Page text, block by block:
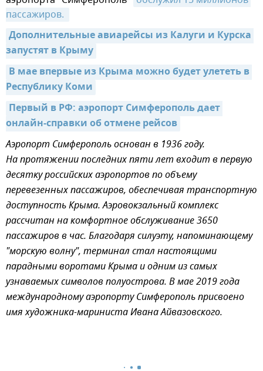
пассажиров.
Дополнительные авиарейсы из Калуги и Курска
запустят в Крыму
В мае впервые из Крыма можно будет улететь в
Республику Коми
Первый в РФ: аэропорт Симферополь дает
онлайн-справки об отмене рейсов
Аэропорт Симферополь основан в 1936 году.
На протяжении последних пяти лет входит в первую
десятку российских аэропортов по объему
перевезенных пассажиров, обеспечивая транспортную
доступность Крыма. Аэровокзальный комплекс
рассчитан на комфортное обслуживание 3650
пассажиров в час. Благодаря силуэту, напоминающему
"морскую волну", терминал стал настоящими
парадными воротами Крыма и одним из самых
узнаваемых символов полуострова. В мае 2019 года
международному аэропорту Симферополь присвоено
имя художника-мариниста Ивана Айвазовского.